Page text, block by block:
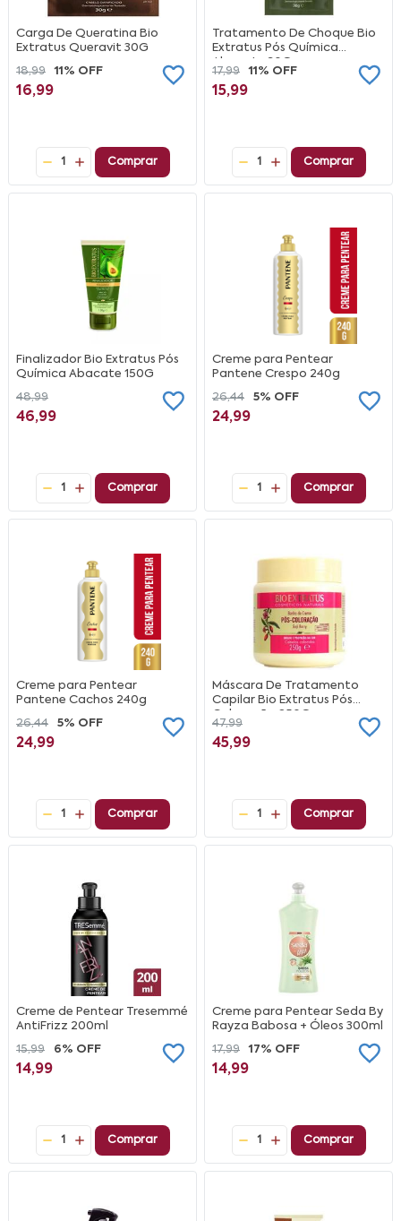
Carga De Queratina Bio
Extratus Queravit 30G
18,99
11% OFF
16,99
1 Comprar
Tratamento De Choque Bio
Extratus Pós Química
Abacate 30G
17,99 11% OFF
15,99
1 Comprar
Finalizador Bio Extratus Pós
Química Abacate 150G
48,99
46,99
1 Comprar
Creme para Pentear
Pantene Crespo 240g
26,44
5% OFF
24,99
1 Comprar
Creme para Pentear
Pantene Cachos 240g
26,44
5% OFF
24,99
1 Comprar
Máscara De Tratamento
Capilar Bio Extratus Pós
Coloração 250G
47,99
45,99
1 Comprar
Creme de Pentear Tresemmé
AntiFrizz 200ml
15,99
6% OFF
14,99
1 Comprar
Creme para Pentear Seda By
Rayza Babosa + Óleos 300ml
17,99
17% OFF
14,99
1 Comprar